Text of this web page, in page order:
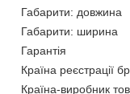
Габарити: довжина
Габарити: ширина
Гарантія
Країна реєстрації
Країна-виробник